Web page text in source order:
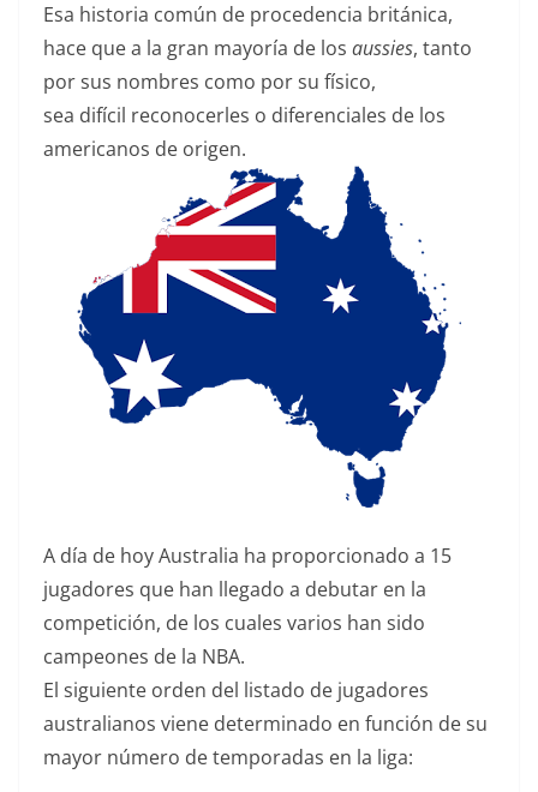
Esa historia común de procedencia británica,
hace que a la gran mayoría de los aussies, tanto
por sus nombres como por su físico,
sea difícil reconocerles o diferenciales de los
americanos de origen.
A día de hoy Australia ha proporcionado a 15
jugadores que han llegado a debutar en la
competición, de los cuales varios han sido
campeones de la NBA.
El siguiente orden del listado de jugadores
australianos viene determinado en función de su
mayor número de temporadas en la liga: